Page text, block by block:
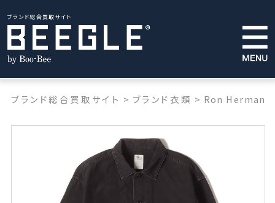
ブランド総合買取サイト
ブランド総合買取サイト > ブランド衣類 > Ron Herman